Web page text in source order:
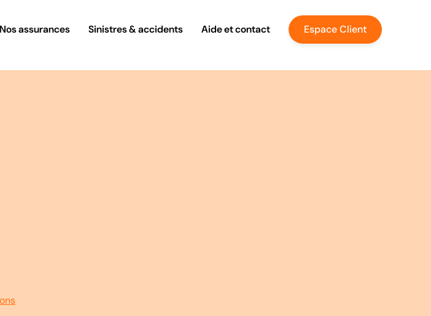
Nos assurances Sinistres & accidents Aide et contact Espace Client